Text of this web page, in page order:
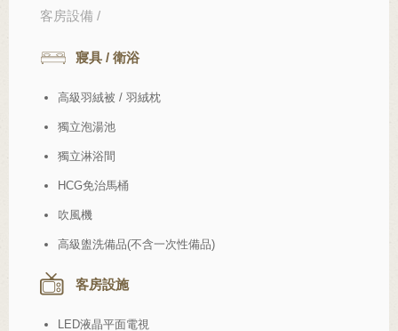
客房設備 /
寢具 / 衛浴
高級羽絨被 / 羽絨枕
獨立泡湯池
獨立淋浴間
HCG免治馬桶
吹風機
高級盥洗備品(不含一次性備品)
客房設施
LED液晶平面電視